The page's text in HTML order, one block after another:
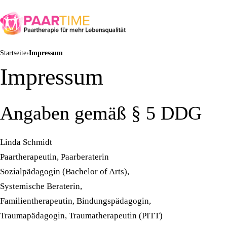
Startseite Impressum
Impressum
Angaben gemäß § 5 DDG
Linda Schmidt
Paartherapeutin, Paarberaterin
Sozialpädagogin (Bachelor of Arts),
Systemische Beraterin,
Familientherapeutin, Bindungspädagogin,
Traumapädagogin, Traumatherapeutin (PITT)